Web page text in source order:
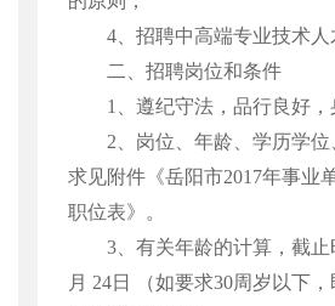
4 、招聘中高端专业技术人
二、招聘岗位和条件
1
、遵纪守法，品行良好，
2 、岗位、年龄、学历学
求见附件《岳阳市2017年事业
职位表》。
3 、有关年龄的计算，截
月 24日 （如要求30周岁以下，